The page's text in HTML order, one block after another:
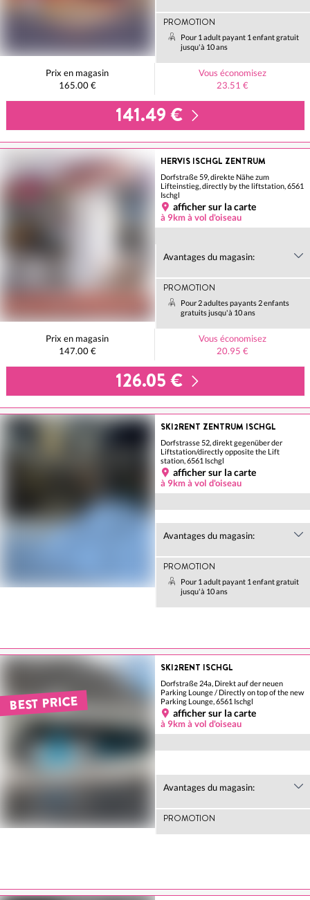
PROMOTION
Pour 1 adult payant 1 enfant gratuit
jusqu'à 10 ans
Prix en magasin
165.00 €
Vous économisez
23.51 €
141.49 €
HERVIS ISCHGL ZENTRUM
Dorfstraße 59, direkte Nähe zum
Lifteinstieg, directly by the liftstation, 6561
Ischgl
afficher sur la carte
à 9km à vol d'oiseau
Avantages du magasin:
PROMOTION
Pour 2 adultes payants 2 enfants
gratuits jusqu'à 10 ans
Prix en magasin
147.00 €
Vous économisez
20.95 €
126.05 €
SKI2RENT ZENTRUM ISCHGL
Dorfstrasse 52, direkt gegenüber der
Liftstation/directly opposite the Lift
station, 6561 Ischgl
afficher sur la carte
à 9km à vol d'oiseau
Avantages du magasin:
PROMOTION
Pour 1 adult payant 1 enfant gratuit
jusqu'à 10 ans
BEST PRICE
SKI2RENT ISCHGL
Dorfstraße 24a, Direkt auf der neuen
Parking Lounge / Directly on top of the new
Parking Lounge, 6561 Ischgl
afficher sur la carte
à 9km à vol d'oiseau
Avantages du magasin:
PROMOTION